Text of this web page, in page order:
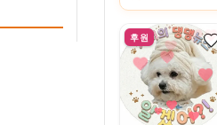
후원